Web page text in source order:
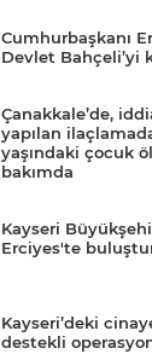
Cumhurbaşkanı
Devlet Bahçeli’yi
Çanakkale’de,
yapılan
yaşındaki çocuk
bakımda
Kayseri
Erciyes'te
Kayseri’deki
destekli